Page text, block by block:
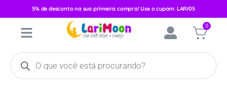
5% de desconto na sua primeira compra! Use o cupom: LARI05
0